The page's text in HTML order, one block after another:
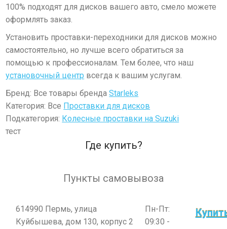
100% подходят для дисков вашего авто, смело можете
оформлять заказ.
Установить проставки-переходники для дисков можно
самостоятельно, но лучше всего обратиться за
помощью к профессионалам. Тем более, что наш
установочный центр всегда к вашим услугам.
Бренд: Все товары брендаStarleks
Категория: Все Проставки для дисков
Подкатегория: Колесные проставки на Suzuki
тест
Где купить?
Пункты самовывоза
614990 Пермь, улица
Куйбышева, дом 130, корпус 2
Пн-Пт:
09:30 -